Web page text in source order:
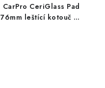
CarPro CeriGlass Pad
76mm leštící kotouč na